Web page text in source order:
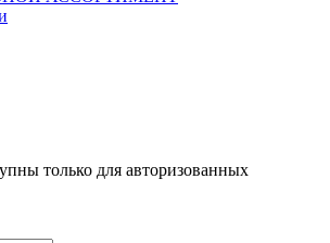
только для авторизованных